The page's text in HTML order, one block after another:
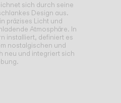
sich durch seine
Design aus.
präzises Licht und
Atmosphäre. In
installiert, definiert es
nostalgischen und
neu und integriert sich